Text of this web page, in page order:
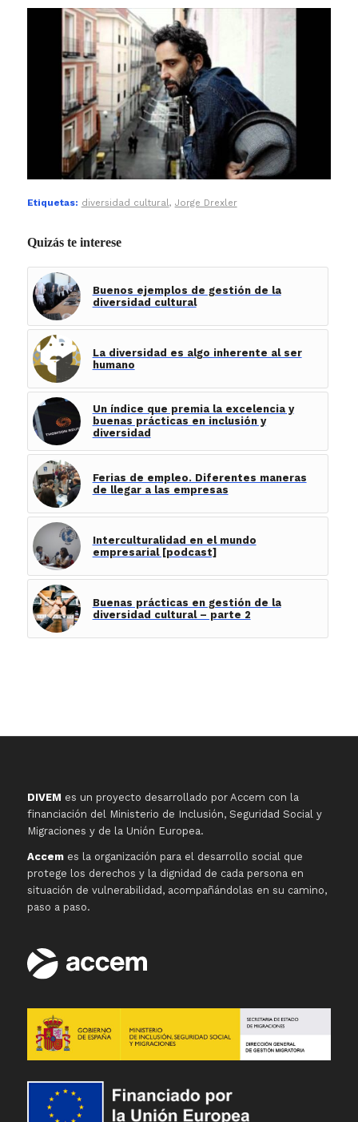
Etiquetas: diversidad cultural, Jorge Drexler
Quizás te interese
Buenos ejemplos de gestión de la
diversidad cultural
La diversidad es algo inherente al ser
humano
Un índice que premia la excelencia y
buenas prácticas en inclusión y
diversidad
Ferias de empleo. Diferentes maneras
de llegar a las empresas
Interculturalidad en el mundo
empresarial [podcast]
Buenas prácticas en gestión de la
diversidad cultural – parte 2
DIVEM es un proyecto desarrollado por Accem con la
financiación del Ministerio de Inclusión, Seguridad Social y
Migraciones y de la Unión Europea.
Accemes la organización para el desarrollo social que
protege los derechos y la dignidad de cada persona en
situación de vulnerabilidad, acompañándolas en su camino,
paso a paso.